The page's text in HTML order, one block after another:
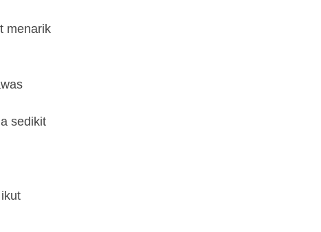
menarik
sedikit